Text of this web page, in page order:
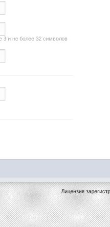
3 и не более 32 символов
Лицензия